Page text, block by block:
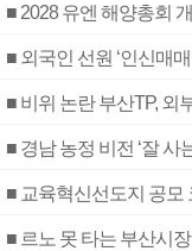
■ 2028 유엔 해양총회
■ 외국인 선원 ‘인신매
■ 비위 논란 부산TP, 외
■ 경남 농정 비전 ‘잘
■ 교육혁신선도지 공모
■ 르노 못 타는 부산시